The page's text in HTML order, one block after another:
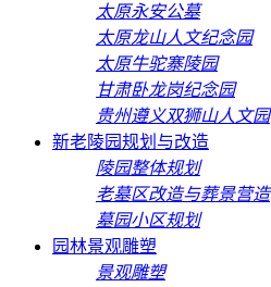
太原永安公墓
太原龙山人文纪念园
太原牛驼寨陵园
甘肃卧龙岗纪念园
贵州遵义双狮山人文园
新老陵园规划与改造
陵园整体规划
老墓区改造与葬景营造
墓园小区规划
园林景观雕塑
景观雕塑